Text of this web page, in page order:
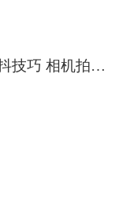
手机拍视频防抖技巧 相机拍视频怎么防抖